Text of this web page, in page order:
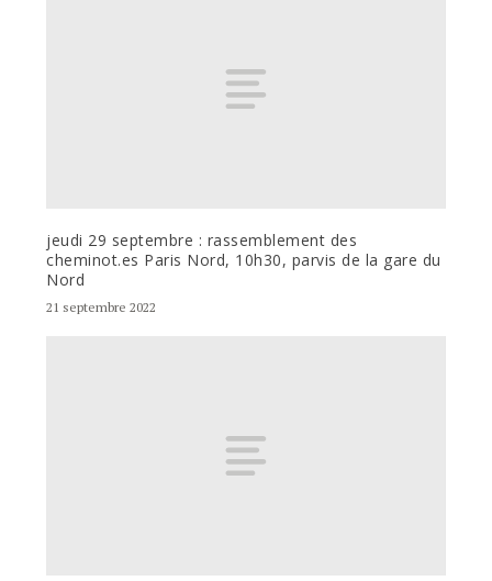
jeudi 29 septembre : rassemblement des
cheminot.es Paris Nord, 10h30, parvis de la gare du
Nord
21 septembre 2022